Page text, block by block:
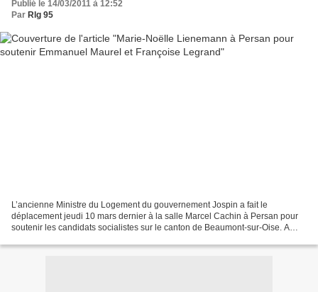
Publié le 14/03/2011 à 12:52
Par Rlg 95
L’ancienne Ministre du Logement du gouvernement Jospin a fait le
déplacement jeudi 10 mars dernier à la salle Marcel Cachin à Persan pour
soutenir les candidats socialistes sur le canton de Beaumont-sur-Oise. A